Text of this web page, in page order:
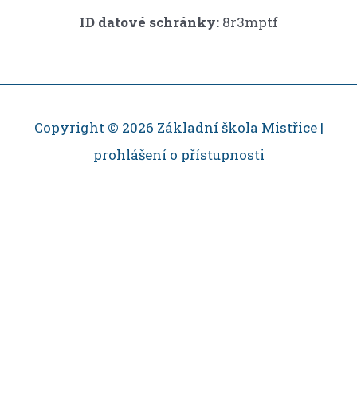
ID datové schránky:8r3mptf
Copyright © 2026 Základní škola Mistřice |
prohlášení o přístupnosti